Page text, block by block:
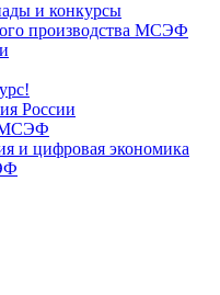
и конкурсы
производства МСЭФ
России
МСЭФ
и цифровая экономика